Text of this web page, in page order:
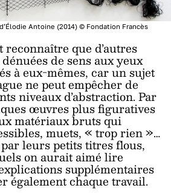
Antoine (2014) © Fondation Francès
reconnaître que d’autres
de sens aux yeux
à eux-mêmes, car un sujet
ne peut empêcher de
niveaux d’abstraction. Par
œuvres plus figuratives
matériaux bruts qui
muets, « trop rien »…
leurs petits titres flous,
on aurait aimé lire
supplémentaires
également chaque travail.